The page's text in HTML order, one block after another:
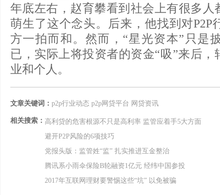
年底左右，赵育攀看到社会上有很多人
萌生了这个念头。后来，他找到对P2P
方一拍而和。然而，“星光资本”只是
已，实际上将投资者的资金“吸”来后
业和个人。
文章关键词： p2p行业动态 p2p网贷平台 网贷资讯
相关搜索： 高利贷的危害根源不只是高利率 监管应着手5大方面
避开P2P风险的6项技巧
党报头版：监管姓“监” 扎实推进互金整治
腾讯系小雨伞保险B轮融资1亿元 经纬中国参投
2017年互联网理财要警惕这些“坑” 以免被骗